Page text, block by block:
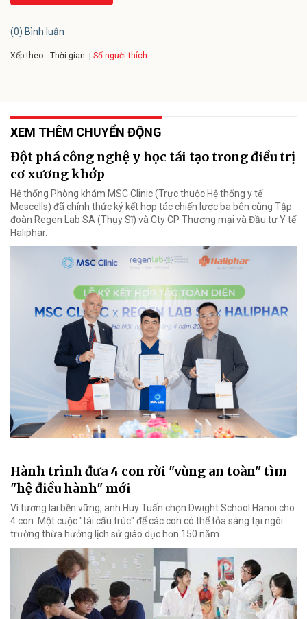
(0) Bình luận
Xếp theo: Thời gian Số người thích
XEM THÊM CHUYỂN ĐỘNG
Đột phá công nghệ y học tái tạo trong điều trị
cơ xương khớp
Hệ thống Phòng khám MSC Clinic (Trực thuộc Hệ thống y tế
Mescells) đã chính thức ký kết hợp tác chiến lược ba bên cùng Tập
đoàn Regen Lab SA (Thụy Sĩ) và Cty CP Thương mại và Đầu tư Y tế
Haliphar.
Hành trình đưa 4 con rời "vùng an toàn" tìm
"hệ điều hành" mới
Vì tương lai bền vững, anh Huy Tuấn chọn Dwight School Hanoi cho
4 con. Một cuộc "tái cấu trúc" để các con có thể tỏa sáng tại ngôi
trường thừa hưởng lịch sử giáo dục hơn 150 năm.